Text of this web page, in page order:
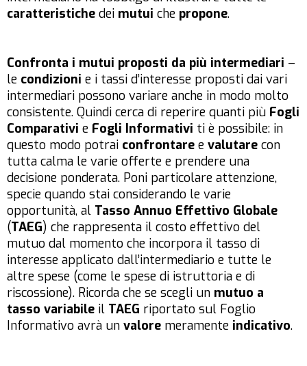
caratteristiche dei mutui che propone.
Confronta i mutui proposti da più intermediari –
le condizioni e i tassi d’interesse proposti dai vari
intermediari possono variare anche in modo molto
consistente. Quindi cerca di reperire quanti più Fogli
Comparativi e Fogli Informativi ti è possibile: in
questo modo potrai confrontare e valutare con
tutta calma le varie offerte e prendere una
decisione ponderata. Poni particolare attenzione,
specie quando stai considerando le varie
opportunità, al Tasso Annuo Effettivo Globale
(TAEG) che rappresenta il costo effettivo del
mutuo dal momento che incorpora il tasso di
interesse applicato dall’intermediario e tutte le
altre spese (come le spese di istruttoria e di
riscossione). Ricorda che se scegli un mutuo a
tasso variabile il TAEG riportato sul Foglio
Informativo avrà un valore meramente indicativo.